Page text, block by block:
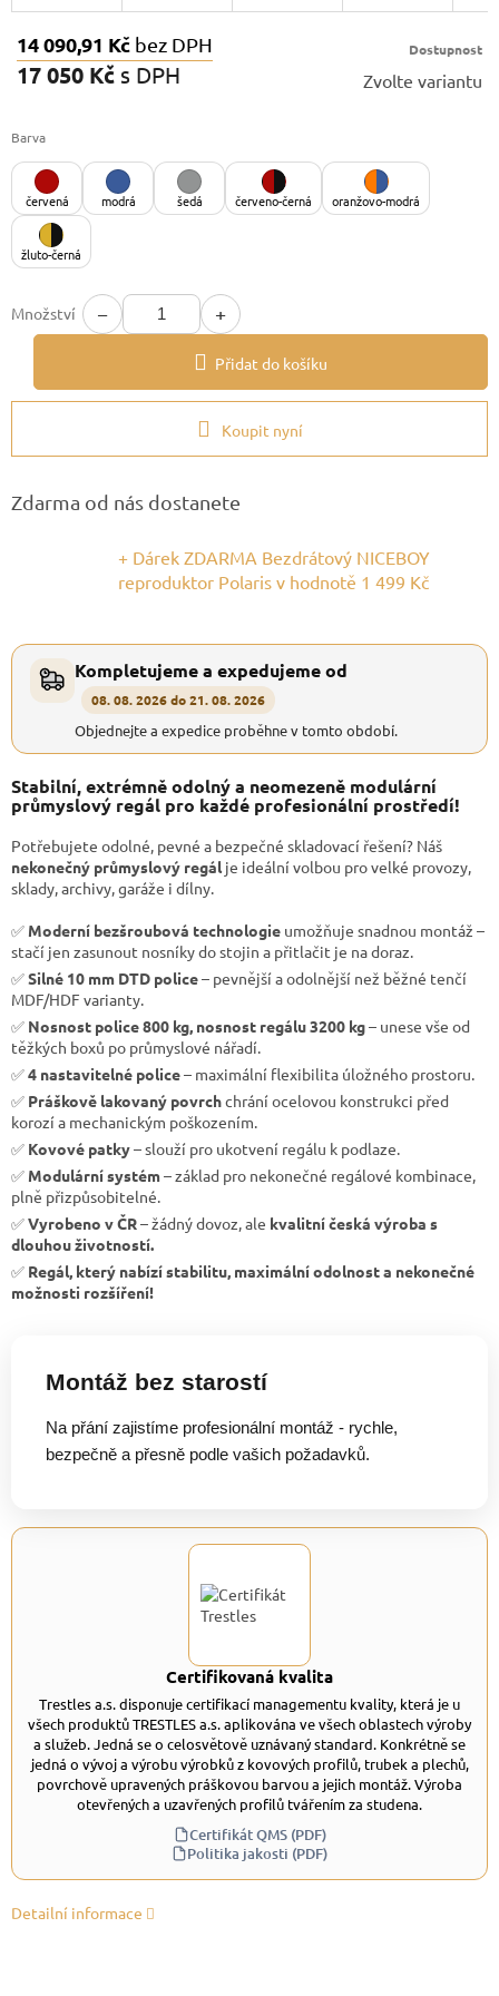
14 090,91 Kč bez DPH
17 050 Kč s DPH
Dostupnost
Zvolte variantu
Barva
červená modrá šedá červeno-černá oranžovo-modrá
žluto-černá
Množství − +
Přidat do košíku
Koupit nyní
Zdarma od nás dostanete
+ Dárek ZDARMA Bezdrátový NICEBOY
reproduktor Polaris v hodnotě 1 499 Kč
Kompletujeme a expedujeme od
08. 08. 2026 do 21. 08. 2026
Objednejte a expedice proběhne v tomto období.
Stabilní, extrémně odolný a neomezeně modulární
průmyslový regál pro každé profesionální prostředí!
Potřebujete odolné, pevné a bezpečné skladovací řešení? Náš
nekonečný průmyslový regálje ideální volbou pro velké provozy,
sklady, archivy, garáže i dílny.
✅ Moderní bezšroubová technologie umožňuje snadnou montáž –
stačí jen zasunout nosníky do stojin a přitlačit je na doraz.
✅Silné 10 mm DTD police– pevnější a odolnější než běžné tenčí
MDF/HDF varianty.
✅ Nosnost police 800 kg, nosnost regálu 3200 kg– unese vše od
těžkých boxů po průmyslové nářadí.
✅4 nastavitelné police– maximální flexibilita úložného prostoru.
✅ Práškově lakovaný povrchchrání ocelovou konstrukci před
korozí a mechanickým poškozením.
✅ Kovové patky– slouží pro ukotvení regálu k podlaze.
✅ Modulární systém– základ pro nekonečné regálové kombinace,
plně přizpůsobitelné.
✅Vyrobeno v ČR– žádný dovoz, ale kvalitní česká výroba s
dlouhou životností.
✅ Regál, který nabízí stabilitu, maximální odolnost a nekonečné
možnosti rozšíření!
Montáž bez starostí
Na přání zajistíme profesionální montáž - rychle,
bezpečně a přesně podle vašich požadavků.
Certifikovaná kvalita
Trestles a.s. disponuje certifikací managementu kvality, která je u
všech produktů TRESTLES a.s. aplikována ve všech oblastech výroby
a služeb. Jedná se o celosvětově uznávaný standard. Konkrétně se
jedná o vývoj a výrobu výrobků z kovových profilů, trubek a plechů,
povrchově upravených práškovou barvou a jejich montáž. Výroba
otevřených a uzavřených profilů tvářením za studena.
Certifikát QMS (PDF)
Politika jakosti (PDF)
Detailní informace